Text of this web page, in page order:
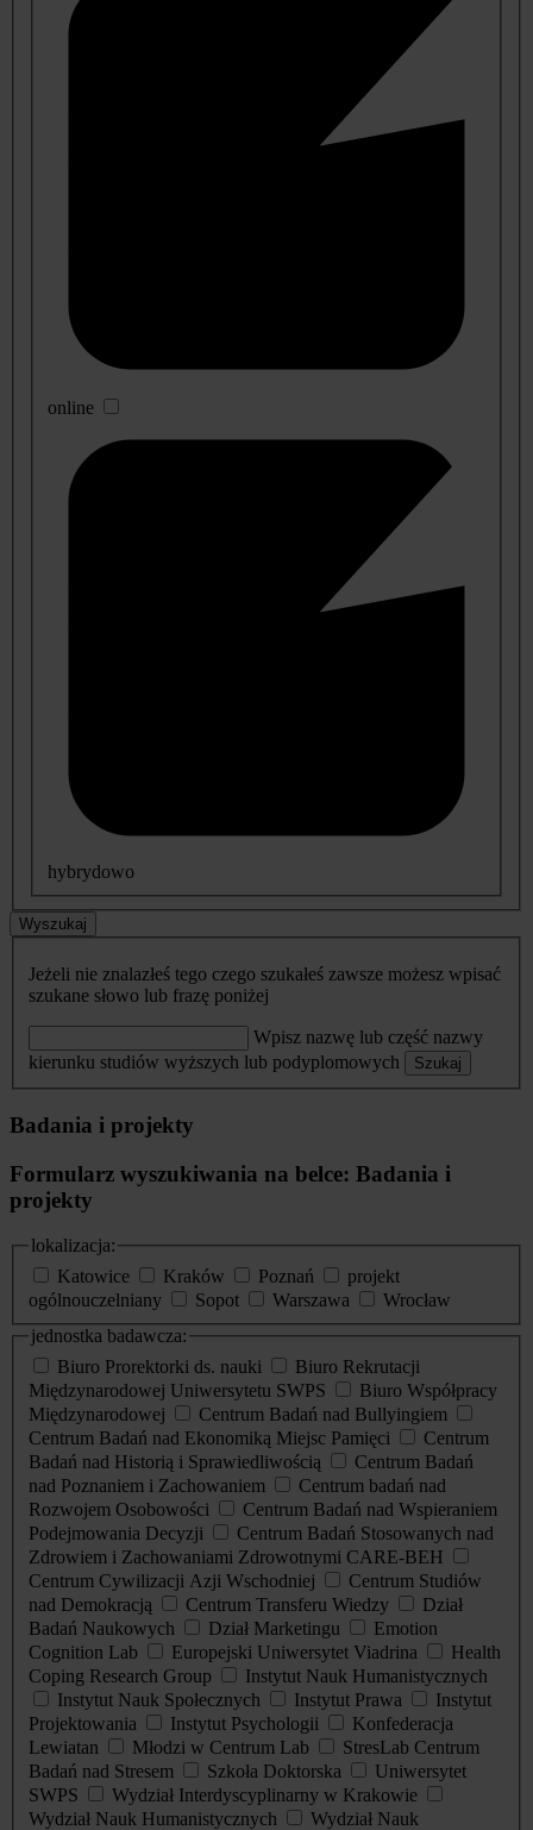
online
hybrydowo
Wyszukaj
Jeżeli nie znalazłeś tego czego szukałeś zawsze możesz wpisać
szukane słowo lub frazę poniżej
Wpisz nazwę lub część nazwy
kierunku studiów wyższych lub podyplomowych
Szukaj
Badania i projekty
Formularz wyszukiwania na belce: Badania i
projekty
lokalizacja:
Katowice
Kraków Poznań
projekt
ogólnouczelniany
Sopot Warszawa
Wrocław
jednostka badawcza:
Biuro Prorektorki ds. nauki
Biuro Rekrutacji
Międzynarodowej Uniwersytetu SWPS
Biuro Współpracy
Międzynarodowej
Centrum Badań nad Bullyingiem
Centrum Badań nad Ekonomiką Miejsc Pamięci
Centrum
Badań nad Historią i Sprawiedliwością
Centrum Badań
nad Poznaniem i Zachowaniem
Centrum badań nad
Rozwojem Osobowości
Centrum Badań nad Wspieraniem
Podejmowania Decyzji
Centrum Badań Stosowanych nad
Zdrowiem i Zachowaniami Zdrowotnymi CARE-BEH
Centrum Cywilizacji Azji Wschodniej
Centrum Studiów
nad Demokracją
Centrum Transferu Wiedzy
Dział
Badań Naukowych
Dział Marketingu
Emotion
Cognition Lab
Europejski Uniwersytet Viadrina
Health
Coping Research Group
Instytut Nauk Humanistycznych
Instytut Nauk Społecznych
Instytut Prawa
Instytut
Projektowania
Instytut Psychologii
Konfederacja
Lewiatan
Młodzi w Centrum Lab
StresLab Centrum
Badań nad Stresem
Szkoła Doktorska
Uniwersytet
SWPS
Wydział Interdyscyplinarny w Krakowie
Wydział Nauk Humanistycznych
Wydział Nauk